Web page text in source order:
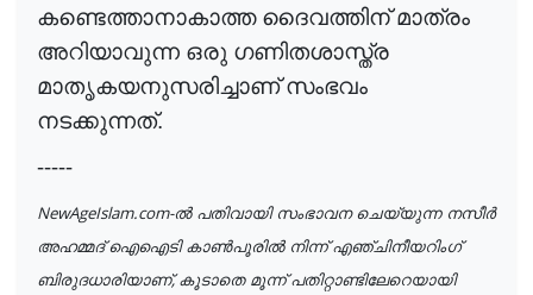
കണ്ടെത്താനാകാത്ത ദൈവത്തിന് മാത്രം
അറിയാവുന്ന ഒരു ഗണിതശാസ്ത്ര
മാതൃകയനുസരിച്ചാണ് സംഭവം
നടക്കുന്നത്.
-----
NewAgeIslam.com-ൽ പതിവായി സംഭാവന ചെയ്യുന്ന നസീർ
അഹമ്മദ് ഐഐടി കാൺപൂരിൽ നിന്ന് എഞ്ചിനീയറിംഗ്
ബിരുദധാരിയാണ്,കൂടാതെ മൂന്ന് പതിറ്റാണ്ടിലേറെയായി